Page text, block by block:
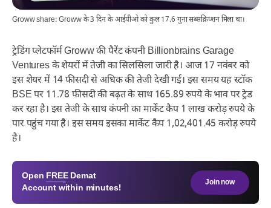
Groww share: Groww के 3 दिन के आईपीओ को कुल 17.6 गुना सब्सक्रिप्शन मिला था।
ट्रेडिंग प्लेटफॉर्म Groww की पैरेंट कंपनी Billionbrains Garage
Ventures के शेयरों में तेजी का सिलसिला जारी है। आज 17 नवंबर को
इस शेयर में 14 फीसदी से अधिक की तेजी देखी गई। इस समय यह स्टॉक
BSE पर 11.78 फीसदी की बढ़त के साथ 165.89 रुपये के भाव पर ट्रेड
कर रहा है। इस तेजी के साथ कंपनी का मार्केट कैप 1 लाख करोड़ रुपये के
पार पहुंच गया है। इस समय इसका मार्केट कैप 1,02,401.45 करोड़ रुपये
है।
Open FREE Demat
Account within minutes!
Join now